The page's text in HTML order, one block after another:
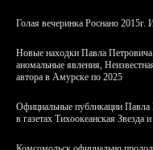
Голая вечеринка Роснано 2015г.
Новые находки Павла
аномальные явления,
автора в Амурске по 2025
Официальные публикации Павла
в газетах Тихоокеанская